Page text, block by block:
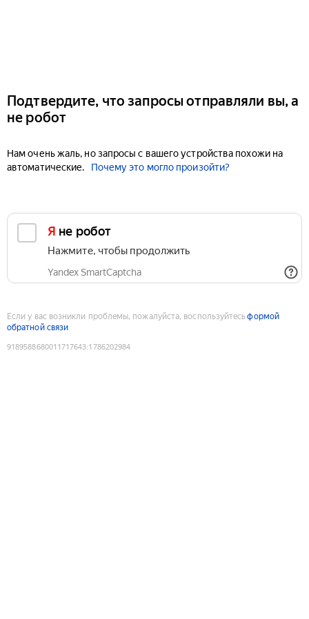
Подтвердите, что запросы отправляли вы, а
не робот
Нам очень жаль, но запросы с вашего устройства похожи на
автоматические.
Почему это могло произойти?
Я не робот
Нажмите, чтобы продолжить
Yandex SmartCaptcha
Если у вас возникли проблемы, пожалуйста, воспользуйтесьформой
обратной связи
9189588680011717643:1786202984